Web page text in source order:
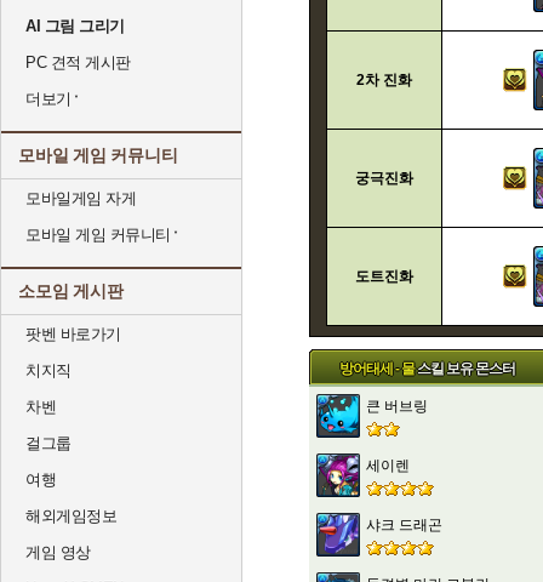
AI 그림 그리기
PC 견적 게시판
더보기
모바일 게임 커뮤니티
모바일게임 자게
모바일 게임 커뮤니티
소모임 게시판
팟벤 바로가기
치지직
차벤
걸그룹
여행
해외게임정보
게임 영상
2차 진화
궁극진화
도트진화
방어태세 - 물스킬 보유 몬스터
큰 버브링
세이렌
샤크 드래곤